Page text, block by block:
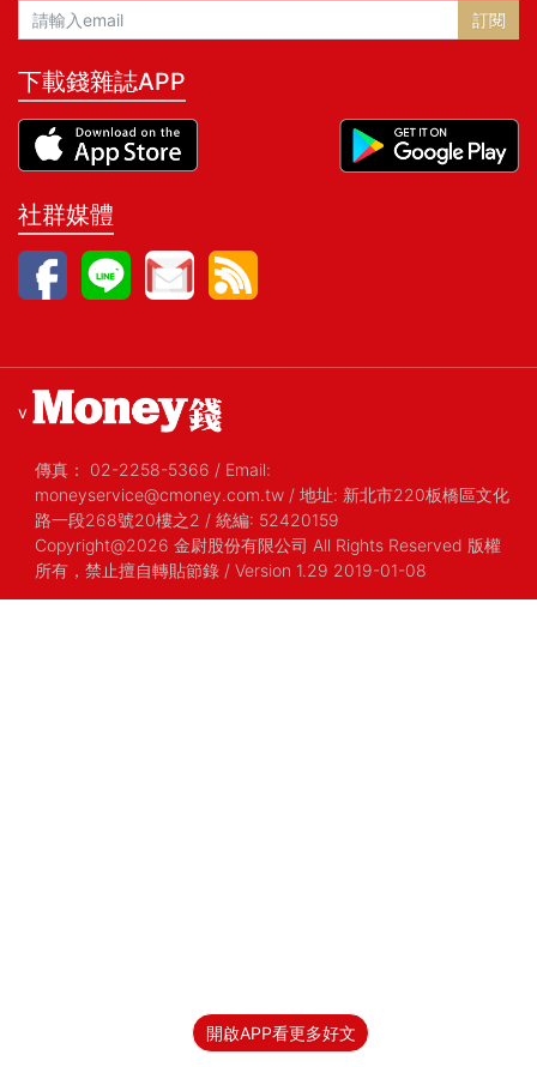
開啟APP看更多好文
訂閱
下載錢雜誌APP
社群媒體
v
傳真： 02-2258-5366 / Email:
moneyservice@cmoney.com.tw / 地址: 新北市220板橋區文化
路一段268號20樓之2 / 統編: 52420159
Copyright@2026 金尉股份有限公司 All Rights Reserved 版權
所有，禁止擅自轉貼節錄 / Version 1.29 2019-01-08